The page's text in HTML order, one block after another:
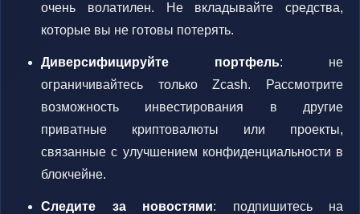
очень волатилен. Не вкладывайте средства,
которые вы не готовы потерять.
Диверсифицируйте портфель: не
ограничивайтесь только Zcash. Рассмотрите
возможность инвестирования в другие
приватные криптовалюты или проекты,
связанные с улучшением конфиденциальности в
блокчейне.
Следите за новостями: подпишитесь на